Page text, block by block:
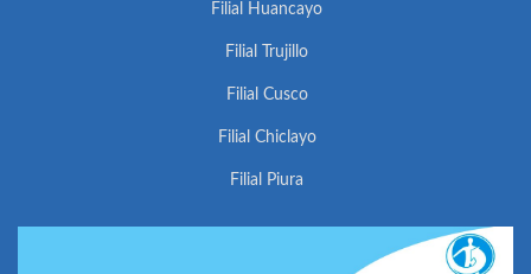
Filial Huancayo
Filial Trujillo
Filial Cusco
Filial Chiclayo
Filial Piura